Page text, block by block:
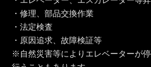
・修理、部品交換作業
・法定検査
・原因追求、故障検証等
※自然災害等によりエレベーターが